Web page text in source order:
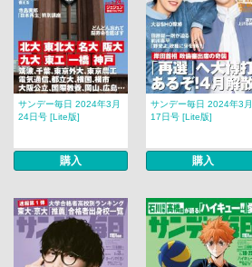
サンデー毎日 2024年3月
24日号 [Lite版]
購入
サンデー毎日 2024年3月
17日号 [Lite版]
購入